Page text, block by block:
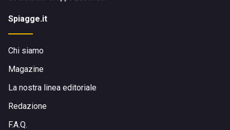
Spiagge.it
Chi siamo
Magazine
La nostra linea editoriale
Redazione
F.A.Q.